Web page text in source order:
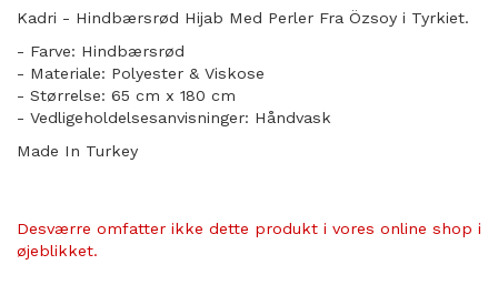
Kadri - Hindbærsrød Hijab Med Perler Fra Özsoy i Tyrkiet.
- Farve: Hindbærsrød
- Materiale: Polyester & Viskose
- Størrelse: 65 cm x 180 cm
- Vedligeholdelsesanvisninger: Håndvask
Made In Turkey
Desværre omfatter ikke dette produkt i vores online shop i
øjeblikket.